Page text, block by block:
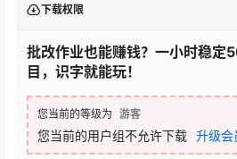
下载权限
批改作业也能赚钱？一小时稳定
目，识字就能玩！
您当前的等级为 游客
您当前的用户组不允许下载 升级会